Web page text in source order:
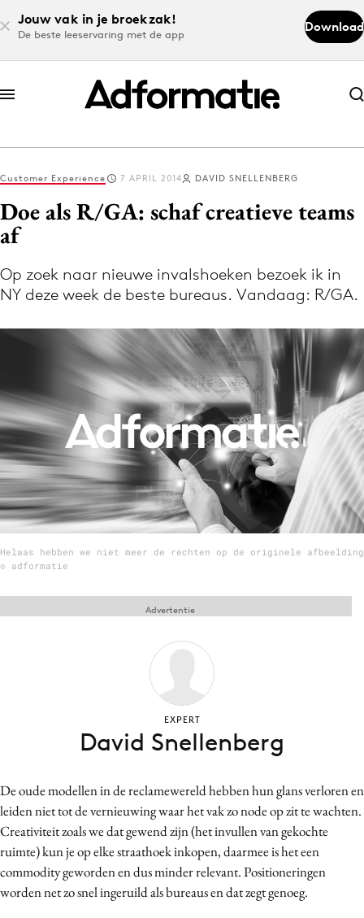
Jouw vak in je broekzak!
De beste leeservaring met de app
Download
Abonneer nu
Abonneer nu
Log in
Volg het laatste nieuws via de Adformatie
Nieuws app
Menu
Home
9 sept: GenAI-training
12 nov: MarketingLive!
Adverteren
Events
Carriere
Contentmarketing
Craft
Customer Experience
Data & Insights
Customer Experience 7 APRIL 2014 DAVID SNELLENBERG
Doe als R/GA: schaf creatieve teams
af
Op zoek naar nieuwe invalshoeken bezoek ik in
NY deze week de beste bureaus. Vandaag: R/GA.
Helaas hebben we niet meer de rechten op de originele afbeelding
© adformatie
De oude modellen in de reclamewereld hebben hun glans verloren en
leiden niet tot de vernieuwing waar het vak zo node op zit te wachten.
Creativiteit zoals we dat gewend zijn (het invullen van gekochte
ruimte) kun je op elke straathoek inkopen, daarmee is het een
commodity geworden en dus minder relevant. Positioneringen
worden net zo snel ingeruild als bureaus en dat zegt genoeg.
Advertentie
EXPERT
David Snellenberg